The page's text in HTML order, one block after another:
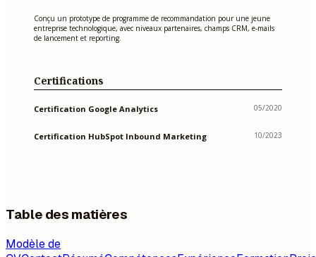
Conçu un prototype de programme de recommandation pour une jeune
entreprise technologique, avec niveaux partenaires, champs CRM, e-mails
de lancement et reporting.
Certifications
Certification Google Analytics 05/2020
Certification HubSpot Inbound Marketing 10/2023
Table des matières
Modèle de